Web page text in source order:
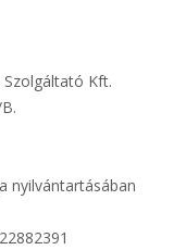
Szolgáltató Kft.
nyilvántartásában